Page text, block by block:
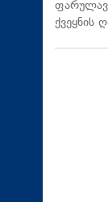
ქვეყნის